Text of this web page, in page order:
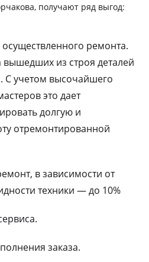
получают ряд выгод:
осуществленного ремонта.
из строя деталей
учетом высочайшего
это дает
долгую и
отремонтированной
в зависимости от
техники — до 10%
заказа.